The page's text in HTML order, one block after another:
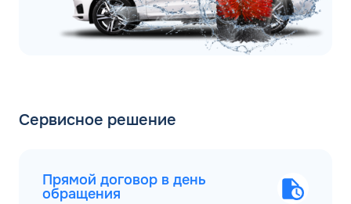
Сервисное решение
Прямой договор в день
обращения